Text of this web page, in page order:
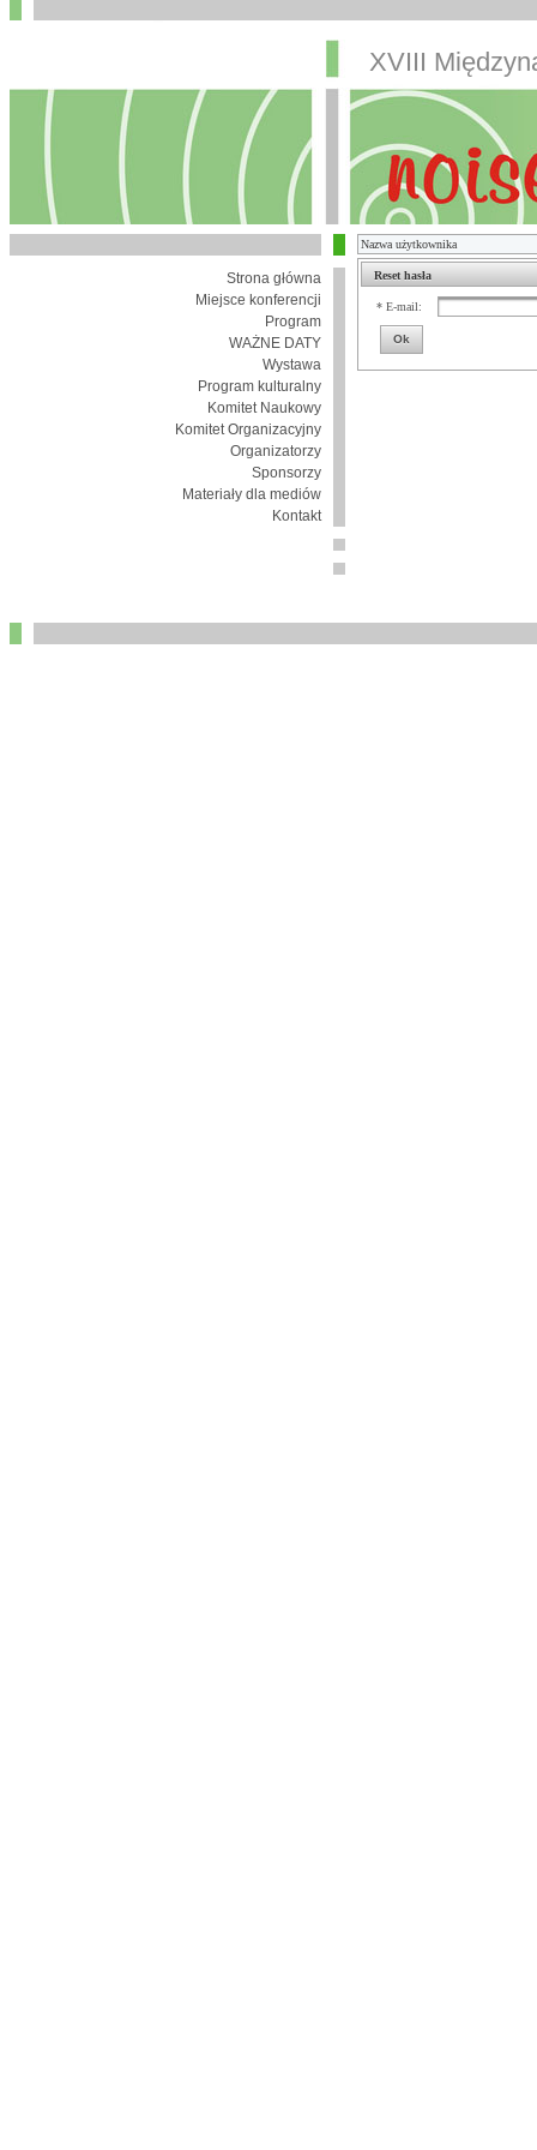
XVIII
Strona główna
Miejsce konferencji
Program
WAŻNE DATY
Wystawa
Program kulturalny
Komitet Naukowy
Komitet Organizacyjny
Organizatorzy
Sponsorzy
Materiały dla mediów
Kontakt
Reset hasła
* E-mail:
Ok